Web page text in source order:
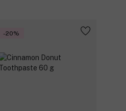
-20%